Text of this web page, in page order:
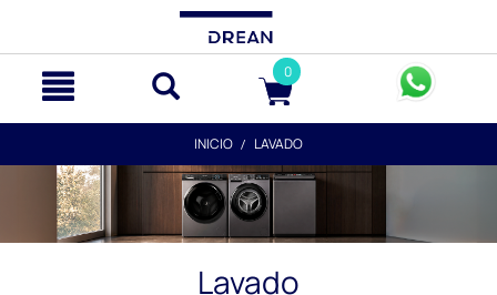
0
INICIO LAVADO
Lavado